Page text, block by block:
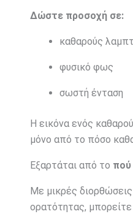
Δώστε προσοχή σε:
καθαρούς
φυσικό φως
σωστή ένταση
Η εικόνα ενός καθαρού
μόνο από το πόσο
Εξαρτάται από το πού
Με μικρές διορθώσεις
ορατότητας, μπορείτε